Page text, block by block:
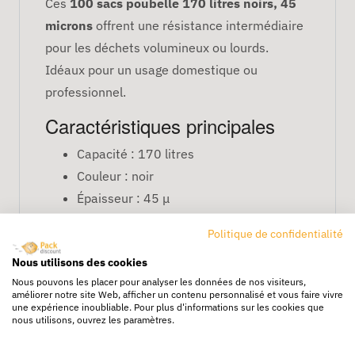
microns offrent une résistance intermédiaire
pour les déchets volumineux ou lourds.
Idéaux pour un usage domestique ou
professionnel.
Caractéristiques principales
Capacité : 170 litres
Couleur : noir
Épaisseur : 45 μ
FAQ
Conviennent-ils pour des déchets lourds
?
Ils supportent des charges moyennes à
Politique de confidentialité
Nous utilisons des cookies
Nous pouvons les placer pour analyser les données de nos visiteurs,
améliorer notre site Web, afficher un contenu personnalisé et vous faire vivre
une expérience inoubliable. Pour plus d'informations sur les cookies que
nous utilisons, ouvrez les paramètres.